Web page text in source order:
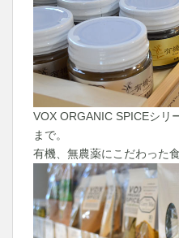
VOX ORGANIC SPICEシリ
まで。
有機、無農薬にこだわった